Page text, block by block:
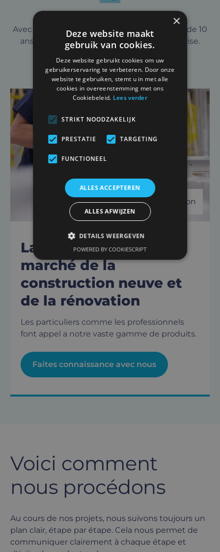
Avec Vrebos, vous bénéficiez d'une garantie de 10
ans en standard. Il n'y a donc aucune surprise.
Voir l'introduction
La référence pour le
marché de la
construction neuve et
de la rénovation
Les particuliers comme les professionnels
font appel a notre vaste gamme de produits.
Faites connaissance avec nous
Voici comment
nous procédons
Au cours de nos projets, nous suivons toujours un
plan clair, étape par étape. Cela nous permet de
communiquer clairement à chaque étape et
×
Deze website maakt
gebruik van cookies.
Deze website gebruikt cookies om uw
gebruikerservaring te verbeteren. Door onze
website te gebruiken, stemt u in met alle
cookies in overeenstemming met ons
Cookiebeleid. Lees verder
STRIKT NOODZAKELIJK
PRESTATIE TARGETING
FUNCTIONEEL
ALLES ACCEPTEREN
ALLES AFWIJZEN
DETAILS WEERGEVEN
POWERED BY COOKIESCRIPT